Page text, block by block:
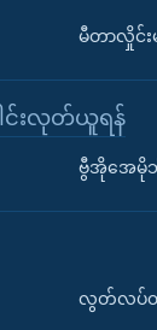
မီတာလှိုင်းမ
င်းလုတ်ယူရန်
ဗွီအိုအေမို
လွတ်လပ်တဲ့